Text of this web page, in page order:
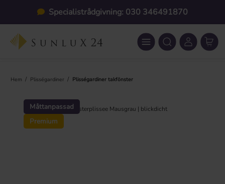
Hoppa till huvudinnehållSpecialistrådgivning: 030 346491870
Hem / Plisségardiner / Plisségardiner takfönster
Måttanpassad
Premium
Hoppa över bildgalleri